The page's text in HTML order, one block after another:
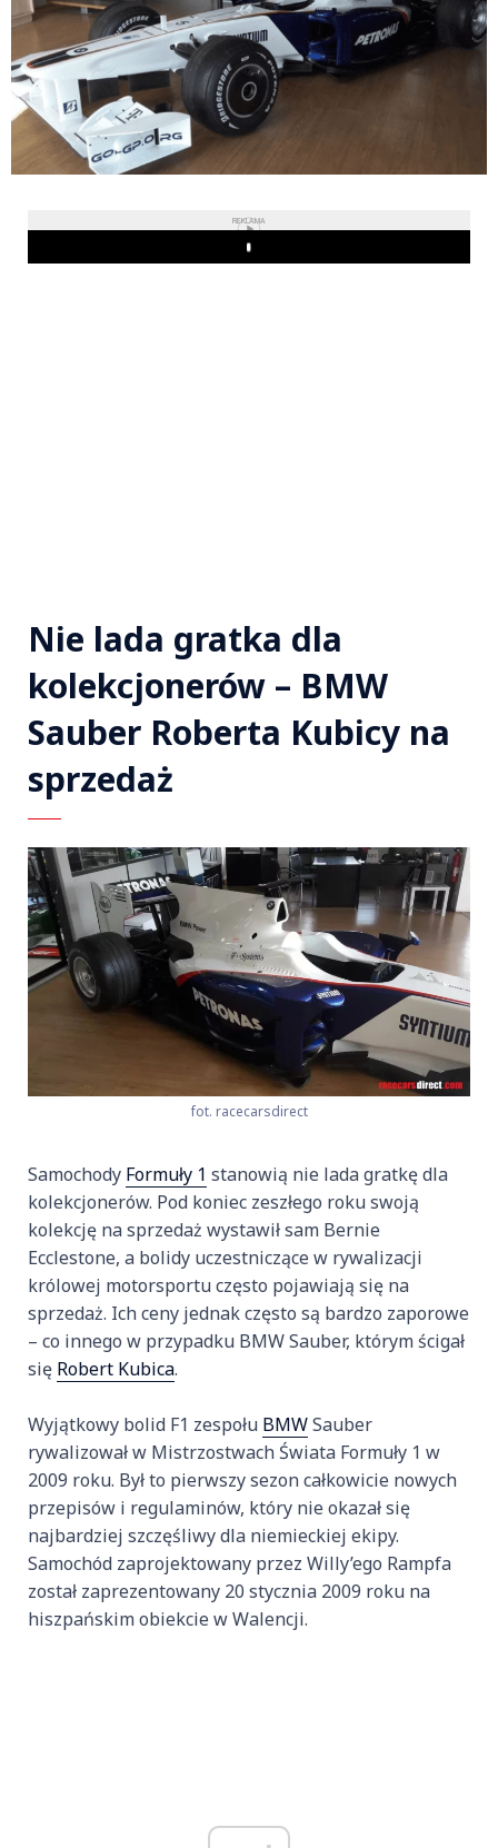
REKLAMA
Play
Nie lada gratka dla
kolekcjonerów – BMW
Sauber Roberta Kubicy na
sprzedaż
fot. racecarsdirect
Samochody Formuły 1 stanowią nie lada gratkę dla
kolekcjonerów. Pod koniec zeszłego roku swoją
kolekcję na sprzedaż wystawił sam Bernie
Ecclestone, a bolidy uczestniczące w rywalizacji
królowej motorsportu często pojawiają się na
sprzedaż. Ich ceny jednak często są bardzo zaporowe
– co innego w przypadku BMW Sauber, którym ścigał
się Robert Kubica.
Wyjątkowy bolid F1 zespołu BMWSauber
rywalizował w Mistrzostwach Świata Formuły 1 w
2009 roku. Był to pierwszy sezon całkowicie nowych
przepisów i regulaminów, który nie okazał się
najbardziej szczęśliwy dla niemieckiej ekipy.
Samochód zaprojektowany przez Willy’ego Rampfa
został zaprezentowany 20 stycznia 2009 roku na
hiszpańskim obiekcie w Walencji.